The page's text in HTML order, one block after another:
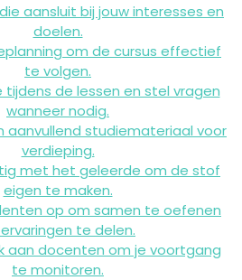
aansluit bij jouw interesses en
doelen.
om de cursus effectief
te volgen.
de lessen en stel vragen
wanneer nodig.
aanvullend studiemateriaal voor
verdieping.
met het geleerde om de stof
eigen te maken.
op om samen te oefenen
te delen.
aan docenten om je voortgang
te monitoren.